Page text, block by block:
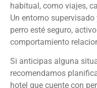
habitual, como viajes,
Un entorno
perro esté seguro,
comportamiento
Si anticipas alguna
recomendamos
hotel que cuente con